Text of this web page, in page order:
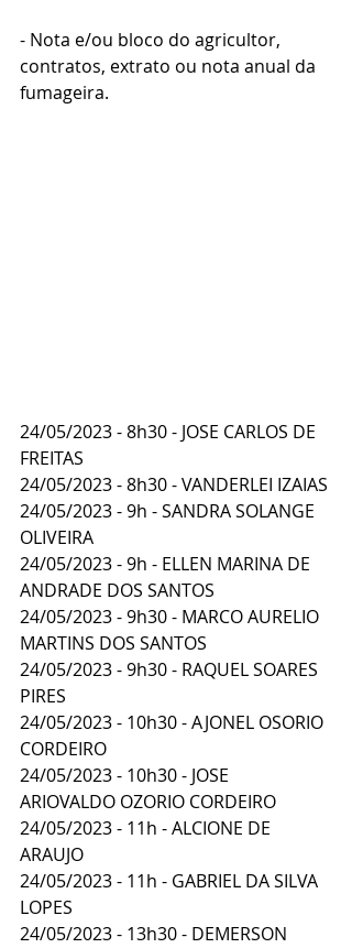
- Nota e/ou bloco do agricultor,
contratos, extrato ou nota anual da
fumageira.
24/05/2023 - 8h30 - JOSE CARLOS DE
FREITAS
24/05/2023 - 8h30 - VANDERLEI IZAIAS
24/05/2023 - 9h - SANDRA SOLANGE
OLIVEIRA
24/05/2023 - 9h - ELLEN MARINA DE
ANDRADE DOS SANTOS
24/05/2023 - 9h30 - MARCO AURELIO
MARTINS DOS SANTOS
24/05/2023 - 9h30 - RAQUEL SOARES
PIRES
24/05/2023 - 10h30 - AJONEL OSORIO
CORDEIRO
24/05/2023 - 10h30 - JOSE
ARIOVALDO OZORIO CORDEIRO
24/05/2023 - 11h - ALCIONE DE
ARAUJO
24/05/2023 - 11h - GABRIEL DA SILVA
LOPES
24/05/2023 - 13h30 - DEMERSON